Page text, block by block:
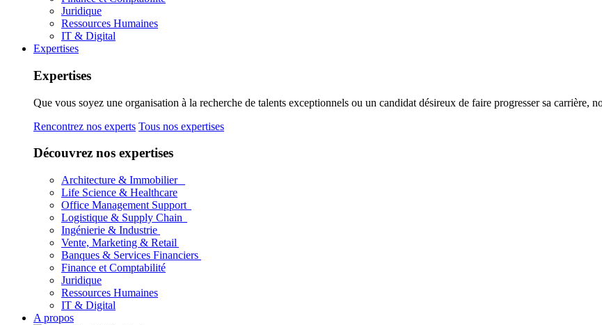
Juridique
Ressources Humaines
IT & Digital
Expertises
Expertises
Que vous soyez une organisation à la recherche de talents exceptionnels ou un candidat désireux de faire progresser sa carrière,
Rencontrez nos experts Tous nos expertises
Découvrez nos expertises
Architecture & Immobilier
Life Science & Healthcare
Office Management Support
Logistique & Supply Chain
Ingénierie & Industrie
Vente, Marketing & Retail
Banques & Services Financiers
Finance et Comptabilité
Juridique
Ressources Humaines
IT & Digital
A propos